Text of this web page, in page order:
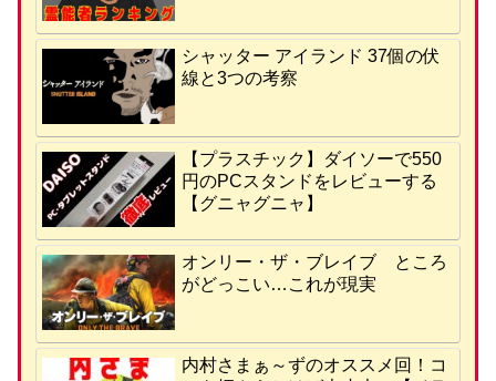
シャッター アイランド 37個の伏
線と3つの考察
【プラスチック】ダイソーで550
円のPCスタンドをレビューする
【グニャグニャ】
オンリー・ザ・ブレイブ ところ
がどっこい…これが現実
内村さまぁ～ずのオススメ回！コ